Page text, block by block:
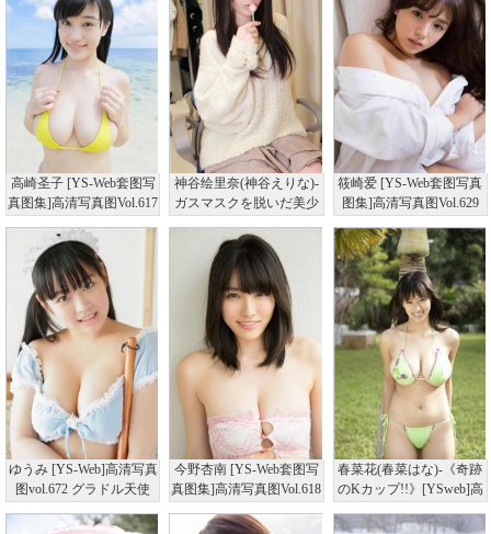
高崎圣子 [YS-Web套图写
真图集]高清写真图Vol.617
神谷绘里奈(神谷えりな)-
ガスマスクを脱いだ美少
Vol.547
筱崎爱 [YS-Web套图写真
图集]高清写真图Vol.629
ゆうみ [YS-Web]高清写真
图vol.672 グラドル天使
今野杏南 [YS-Web套图写
真图集]高清写真图Vol.618
春菜花(春菜はな)-《奇跡
のKカップ!!》[YSweb]高